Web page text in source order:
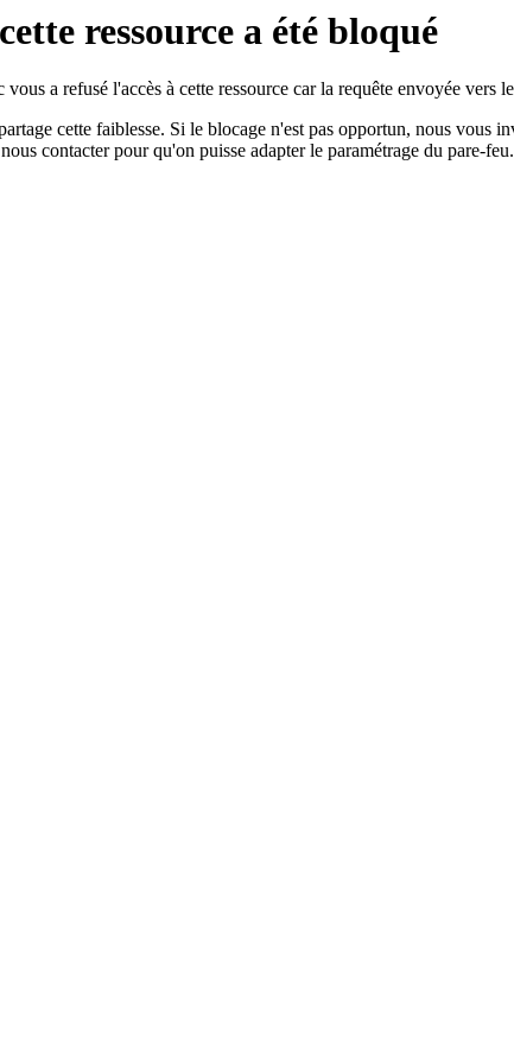
ressource a été bloqué
a refusé l'accès à cette ressource car la requête envoyée vers
cette faiblesse. Si le blocage n'est pas opportun, nous vous
contacter pour qu'on puisse adapter le paramétrage du pare-feu.